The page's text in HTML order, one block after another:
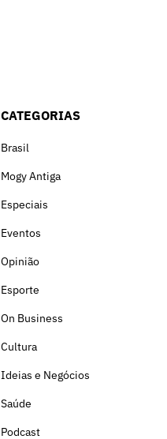
CATEGORIAS
Brasil
Mogy Antiga
Especiais
Eventos
Opinião
Esporte
On Business
Cultura
Ideias e Negócios
Saúde
Podcast